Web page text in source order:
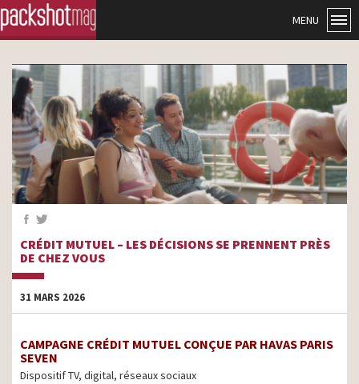
MENU
CRÉDIT MUTUEL – LES DÉCISIONS SE PRENNENT PRÈS
DE CHEZ VOUS
31 MARS 2026
CAMPAGNE CRÉDIT MUTUEL CONÇUE PAR HAVAS PARIS
SEVEN
Dispositif TV, digital, réseaux sociaux